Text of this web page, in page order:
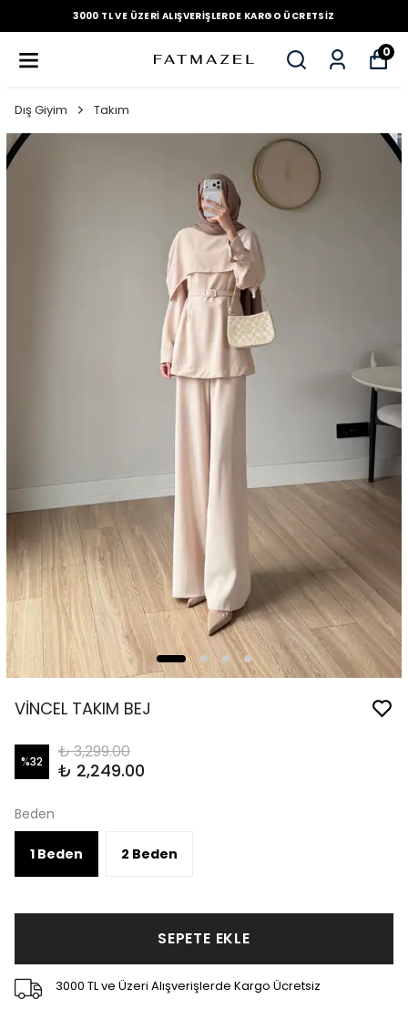
3000 TL VE ÜZERI ALIŞVERIŞLERDE KARGO ÜCRETSIZ
0
Dış Giyim Takım
VİNCEL TAKIM BEJ
%32 ₺ 3,299.00
₺ 2,249.00
Beden
1 Beden 2 Beden
SEPETE EKLE
3000 TL ve Üzeri Alışverişlerde Kargo Ücretsiz